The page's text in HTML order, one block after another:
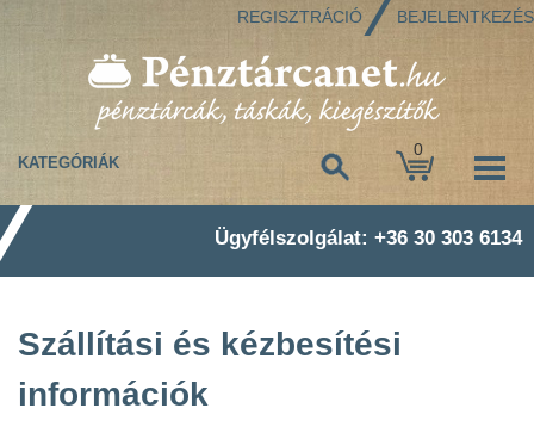
REGISZTRÁCIÓ BEJELENTKEZÉS
0
KATEGÓRIÁK
Ügyfélszolgálat: +36 30 303 6134
Szállítási és kézbesítési
információk